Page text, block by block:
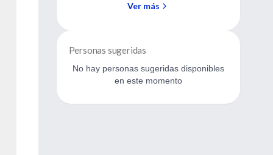
Ver más
Personas sugeridas
No hay personas sugeridas disponibles
en este momento